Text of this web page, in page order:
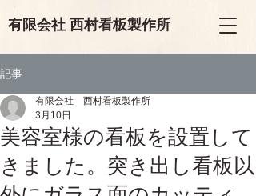
有限会社西村看板製作所
記事
美容室様の看板を設置して
きました。突き出し看板以
有限会社 西村看板製作所
3月10日